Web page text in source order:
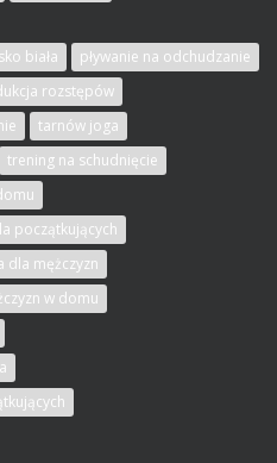
biała
pływanie na odchudzanie
rozstępów
tarnów joga
trening na schudnięcie
początkujących
dla mężczyzn
w domu